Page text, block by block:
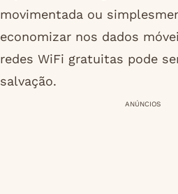
movimentada ou
economizar nos dados
redes WiFi gratuitas pode
salvação.
ANÚNCIOS